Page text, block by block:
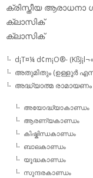
ക്രിസ്തീയ ആരാധനാ
ക്ലാസിക്‌
ക്ലാസിക്
d¡T¤¼ d¢m¡O®-
അതുമിതും (ഉള്ളൂര്‍
അദ്ധ്യാത്മ രാമായണം
അയോദ്ധ്യാകാണ്ഡം
ആരണ്യകാണ്ഡം
കിഷ്കിന്ധകാണ്ഡം
ബാലകാണ്ഡം
യൂദ്ധകാണ്ഡം
സുന്ദരകാണ്ഡം